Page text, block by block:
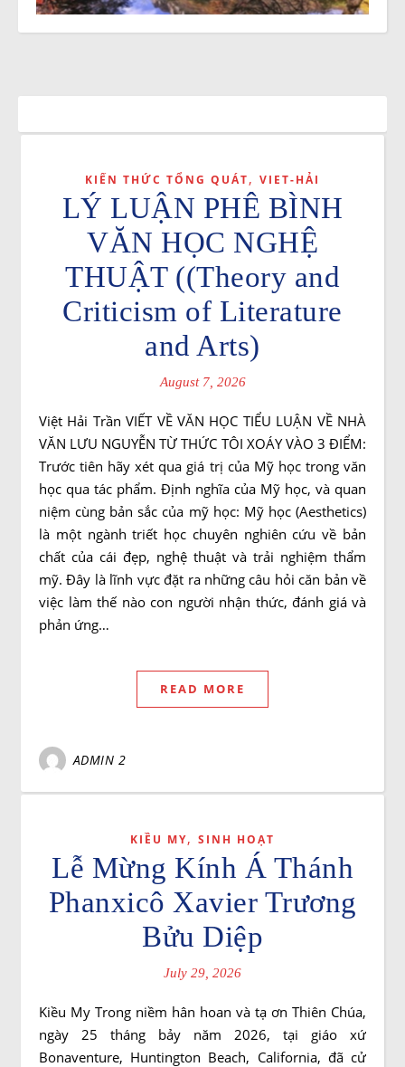
KIẾN THỨC TỔNG QUÁT, VIET-HẢI
LÝ LUẬN PHÊ BÌNH
VĂN HỌC NGHỆ
THUẬT ((Theory and
Criticism of Literature
and Arts)
August 7, 2026
Việt Hải Trần VIẾT VỀ VĂN HỌC TIỂU LUẬN VỀ NHÀ
VĂN LƯU NGUYỄN TỪ THỨC TÔI XOÁY VÀO 3 ĐIỂM:
Trước tiên hãy xét qua giá trị của Mỹ học trong văn
học qua tác phẩm. Định nghĩa của Mỹ học, và quan
niệm cùng bản sắc của mỹ học: Mỹ học (Aesthetics)
là một ngành triết học chuyên nghiên cứu về bản
chất của cái đẹp, nghệ thuật và trải nghiệm thẩm
mỹ. Đây là lĩnh vực đặt ra những câu hỏi căn bản về
việc làm thế nào con người nhận thức, đánh giá và
phản ứng…
READ MORE
ADMIN 2
KIỀU MY, SINH HOẠT
Lễ Mừng Kính Á Thánh
Phanxicô Xavier Trương
Bửu Diệp
July 29, 2026
Kiều My Trong niềm hân hoan và tạ ơn Thiên Chúa,
ngày 25 tháng bảy năm 2026, tại giáo xứ
Bonaventure, Huntington Beach, California, đã cử